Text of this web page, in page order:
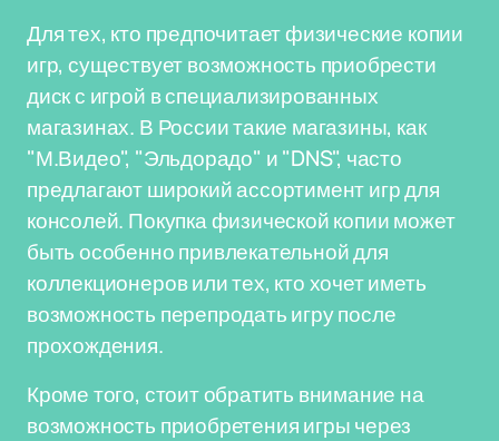
Для тех, кто предпочитает физические копии
игр, существует возможность приобрести
диск с игрой в специализированных
магазинах. В России такие магазины, как
"М.Видео", "Эльдорадо" и "DNS", часто
предлагают широкий ассортимент игр для
консолей. Покупка физической копии может
быть особенно привлекательной для
коллекционеров или тех, кто хочет иметь
возможность перепродать игру после
прохождения.
Кроме того, стоит обратить внимание на
возможность приобретения игры через